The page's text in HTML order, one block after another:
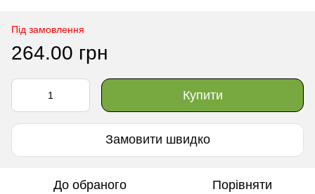
Під замовлення
264.00 грн
Купити
Замовити швидко
До обраного Порівняти